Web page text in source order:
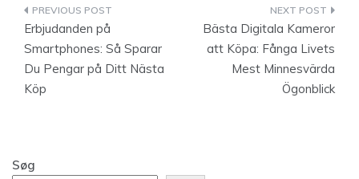
Indlægsnavigation
Erbjudanden på
Smartphones: Så Sparar
Du Pengar på Ditt Nästa
Köp
Bästa Digitala Kameror
att Köpa: Fånga Livets
Mest Minnesvärda
Ögonblick
Søg